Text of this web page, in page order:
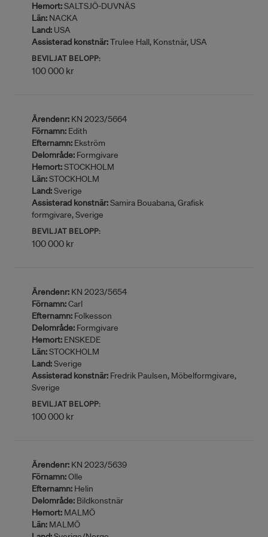
Hemort:SALTSJÖ-DUVNÄS
Län: NACKA
Land: USA
Assisterad konstnär:Trulee Hall, Konstnär, USA
BEVILJAT BELOPP:
100 000 kr
Ärendenr: KN 2023/5664
Förnamn: Edith
Efternamn: Ekström
Delområde: Formgivare
Hemort:STOCKHOLM
Län:STOCKHOLM
Land:Sverige
Assisterad konstnär:Samira Bouabana, Grafisk
formgivare, Sverige
BEVILJAT BELOPP:
100 000 kr
Ärendenr: KN 2023/5654
Förnamn:Carl
Efternamn: Folkesson
Delområde: Formgivare
Hemort: ENSKEDE
Län:STOCKHOLM
Land:Sverige
Assisterad konstnär: Fredrik Paulsen, Möbelformgivare,
Sverige
BEVILJAT BELOPP:
100 000 kr
Ärendenr: KN 2023/5639
Förnamn:Olle
Efternamn: Helin
Delområde: Bildkonstnär
Hemort: MALMÖ
Län: MALMÖ